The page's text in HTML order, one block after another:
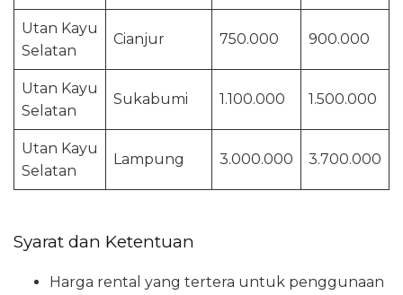
Utan Kayu
Selatan
Cianjur 750.000 900.000
Utan Kayu
Selatan
Sukabumi 1.100.000 1.500.000
Utan Kayu
Selatan
Lampung 3.000.000 3.700.000
Syarat dan Ketentuan
Harga rental yang tertera untuk penggunaan